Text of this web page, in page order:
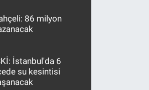
86 milyon
İstanbul'da 6
su kesintisi